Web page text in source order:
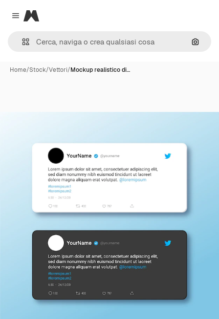
Close menu
Magnific
Cerca
Home/Stock/Vettori/Mockup realistico di…